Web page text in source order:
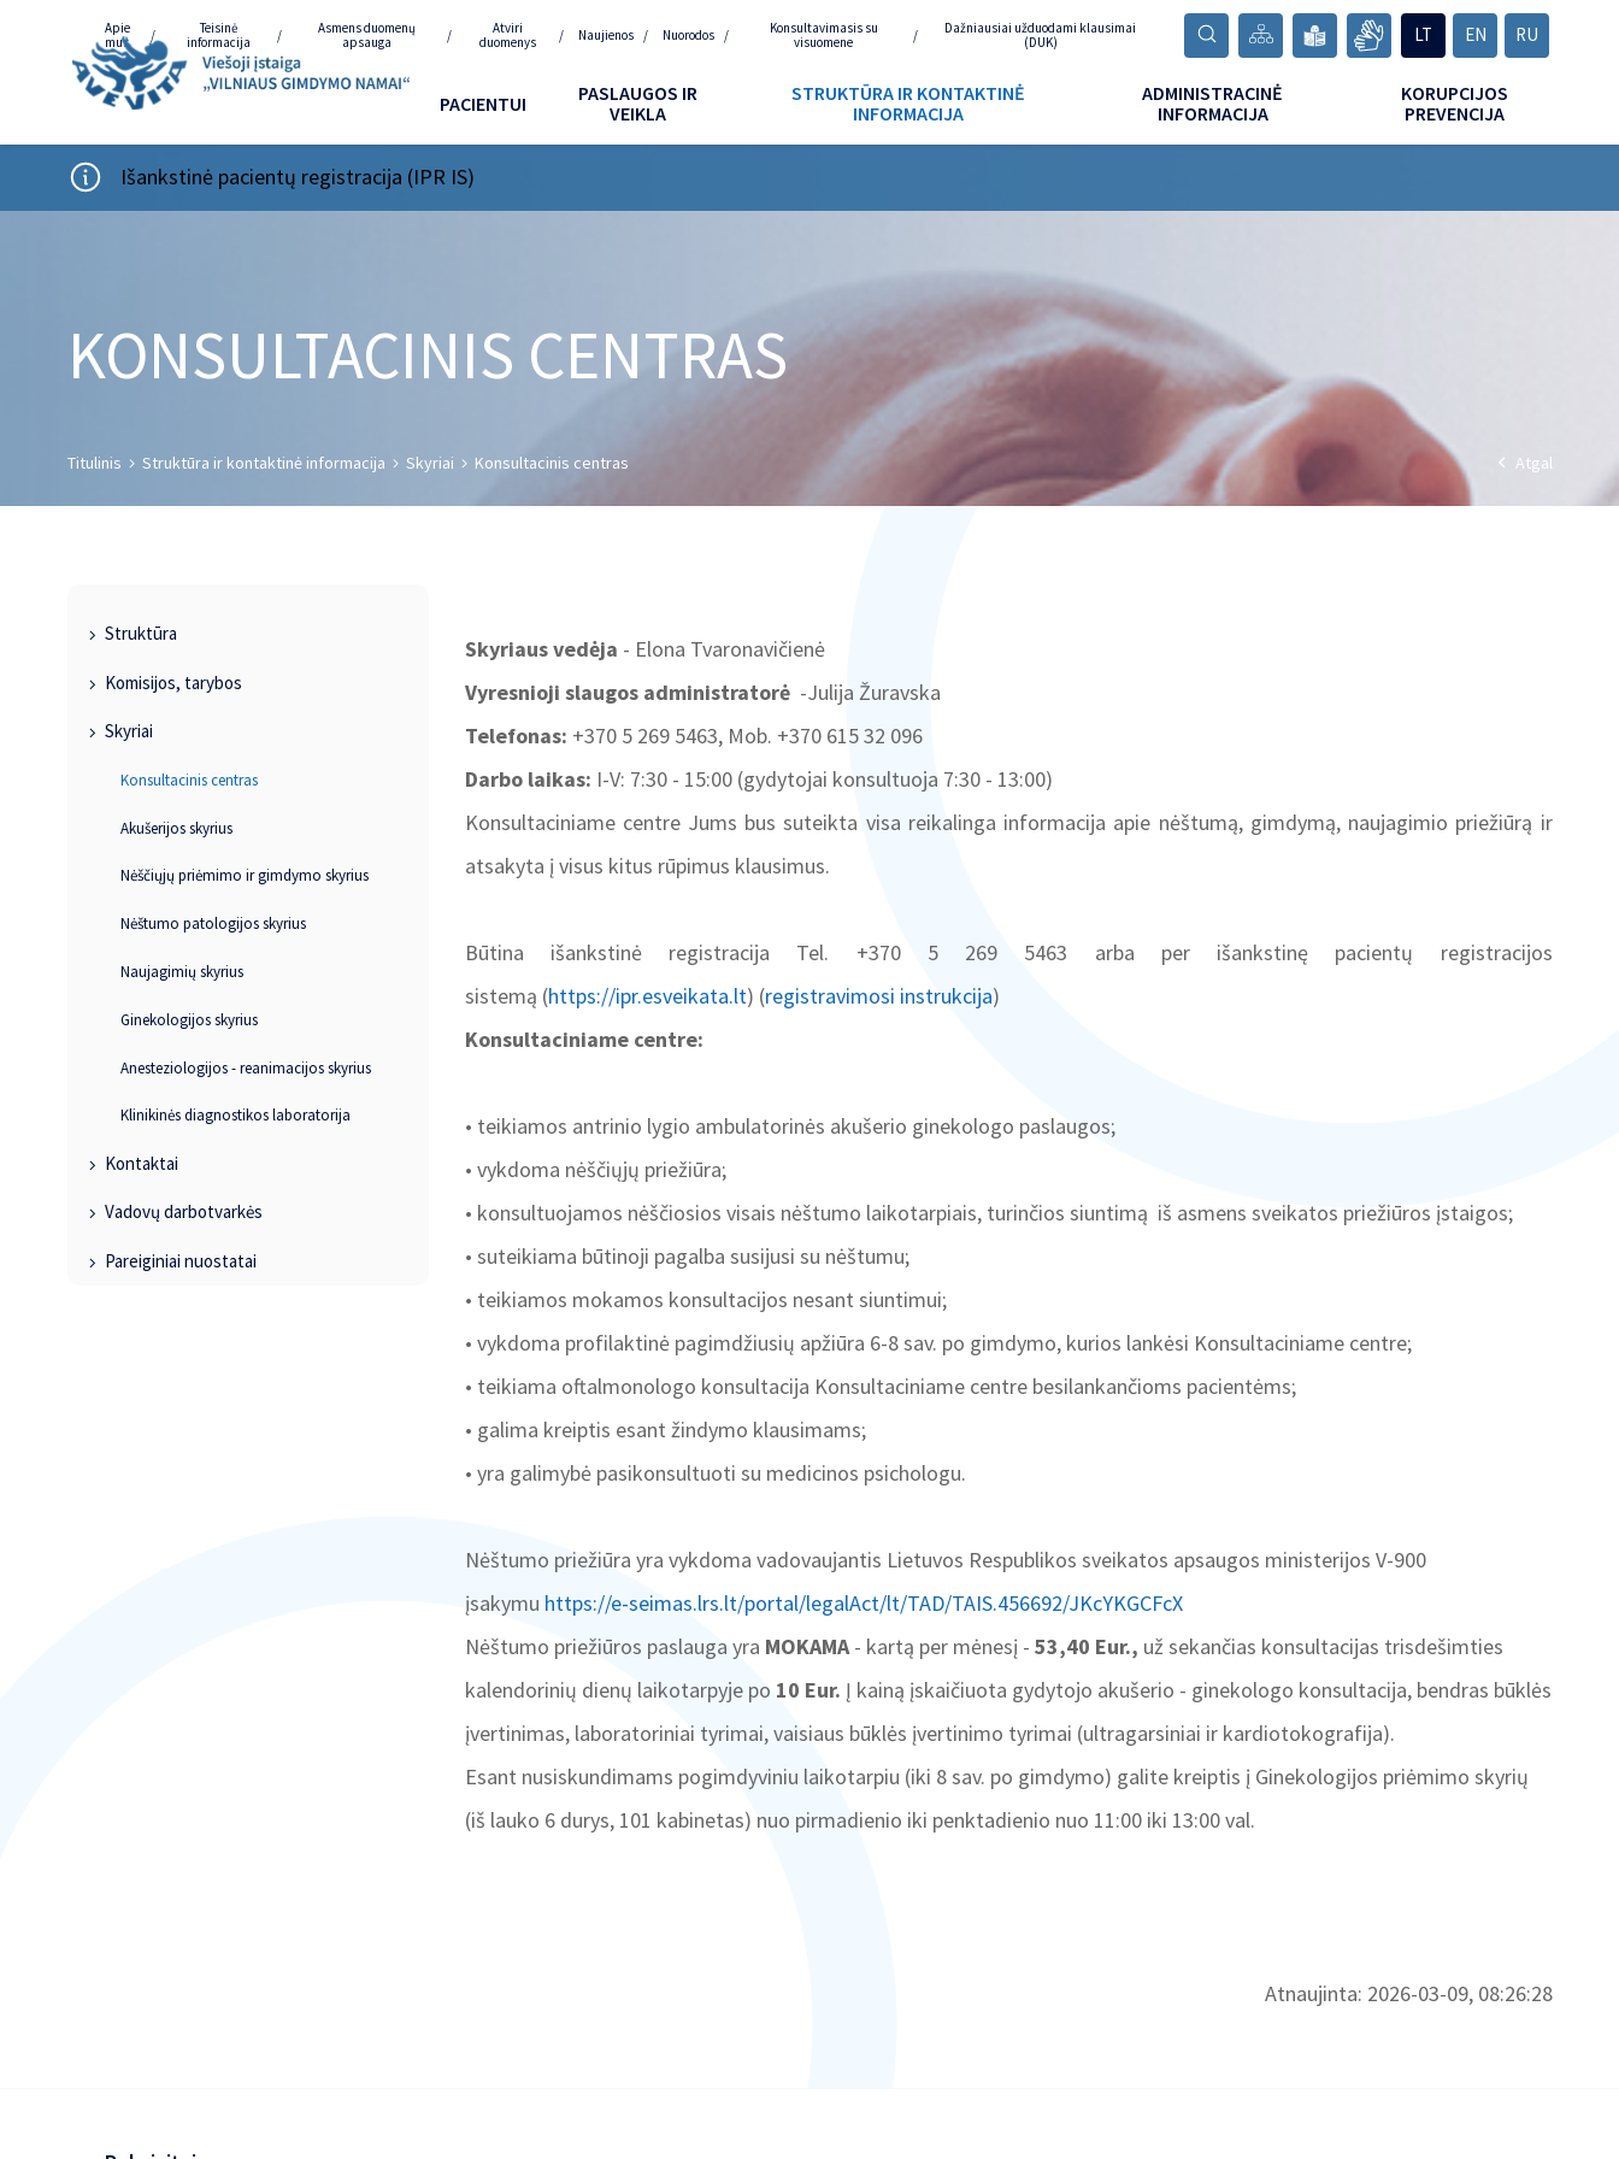
Apie
mus
Teisinė
informacija
Asmens duomenų
apsauga
Atviri
duomenys
Naujienos Nuorodos
Konsultavimasis su
visuomene
Dažniausiai užduodami klausimai
(DUK)
LT EN RU
PACIENTUI
PASLAUGOS IR
VEIKLA
STRUKTŪRA IR KONTAKTINĖ
INFORMACIJA
ADMINISTRACINĖ
INFORMACIJA
KORUPCIJOS
PREVENCIJA
Išankstinė pacientų registracija (IPR IS)
KONSULTACINIS CENTRAS
Titulinis Struktūra ir kontaktinė informacija Skyriai Konsultacinis centras Atgal
Struktūra
Komisijos, tarybos
Skyriai
Konsultacinis centras
Akušerijos skyrius
Nėščiųjų priėmimo ir gimdymo skyrius
Nėštumo patologijos skyrius
Naujagimių skyrius
Ginekologijos skyrius
Anesteziologijos - reanimacijos skyrius
Klinikinės diagnostikos laboratorija
Kontaktai
Vadovų darbotvarkės
Pareiginiai nuostatai
Skyriaus vedėja - Elona Tvaronavičienė
Vyresnioji slaugos administratorė -Julija Žuravska
Telefonas: +370 5 269 5463, Mob. +370 615 32 096
Darbo laikas: I-V: 7:30 - 15:00 (gydytojai konsultuoja 7:30 - 13:00)
Konsultaciniame centre Jums bus suteikta visa reikalinga informacija apie nėštumą, gimdymą, naujagimio priežiūrą ir
atsakyta į visus kitus rūpimus klausimus.
Būtina išankstinė registracija Tel. +370 5 269 5463 arba per išankstinę pacientų registracijos
sistemą (https://ipr.esveikata.lt) (registravimosi instrukcija)
Konsultaciniame centre:
• teikiamos antrinio lygio ambulatorinės akušerio ginekologo paslaugos;
• vykdoma nėščiųjų priežiūra;
• konsultuojamos nėščiosios visais nėštumo laikotarpiais, turinčios siuntimą iš asmens sveikatos priežiūros įstaigos;
• suteikiama būtinoji pagalba susijusi su nėštumu;
• teikiamos mokamos konsultacijos nesant siuntimui;
• vykdoma profilaktinė pagimdžiusių apžiūra 6-8 sav. po gimdymo, kurios lankėsi Konsultaciniame centre;
• teikiama oftalmonologo konsultacija Konsultaciniame centre besilankančioms pacientėms;
• galima kreiptis esant žindymo klausimams;
• yra galimybė pasikonsultuoti su medicinos psichologu.
Nėštumo priežiūra yra vykdoma vadovaujantis Lietuvos Respublikos sveikatos apsaugos ministerijos V-900
įsakymu https://e-seimas.lrs.lt/portal/legalAct/lt/TAD/TAIS.456692/JKcYKGCFcX
Nėštumo priežiūros paslauga yra MOKAMA- kartą per mėnesį - 53,40 Eur., už sekančias konsultacijas trisdešimties
kalendorinių dienų laikotarpyje po 10 Eur. Į kainą įskaičiuota gydytojo akušerio - ginekologo konsultacija, bendras būklės
įvertinimas, laboratoriniai tyrimai, vaisiaus būklės įvertinimo tyrimai (ultragarsiniai ir kardiotokografija).
Esant nusiskundimams pogimdyviniu laikotarpiu (iki 8 sav. po gimdymo) galite kreiptis į Ginekologijos priėmimo skyrių
(iš lauko 6 durys, 101 kabinetas) nuo pirmadienio iki penktadienio nuo 11:00 iki 13:00 val.
Atnaujinta: 2026-03-09, 08:26:28